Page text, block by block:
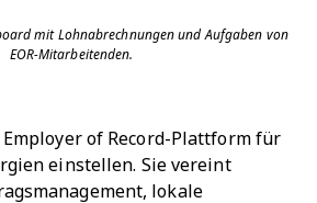
mit Lohnabrechnungen und Aufgaben von
EOR-Mitarbeitenden.
of Record-Plattform für
einstellen. Sie vereint
lokale